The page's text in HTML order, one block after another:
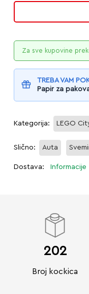
Za sve kupovine
TREBA VAM
Papir za
Kategorija: LEGO
Slično: Auta
Dostava: Informacije
202
Broj kockica